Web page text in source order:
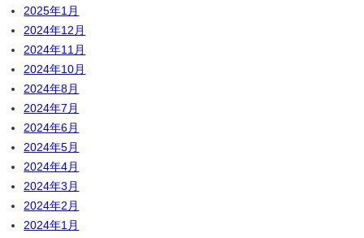
2025年1月
2024年12月
2024年11月
2024年10月
2024年8月
2024年7月
2024年6月
2024年5月
2024年4月
2024年3月
2024年2月
2024年1月